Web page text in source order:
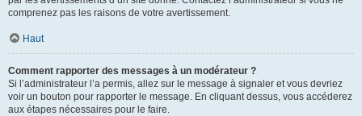
comprenez pas les raisons de votre avertissement.
Haut
Comment rapporter des messages à un modérateur ?
Si l’administrateur l’a permis, allez sur le message à signaler et vous devriez
voir un bouton pour rapporter le message. En cliquant dessus, vous accéderez
aux étapes nécessaires pour le faire.